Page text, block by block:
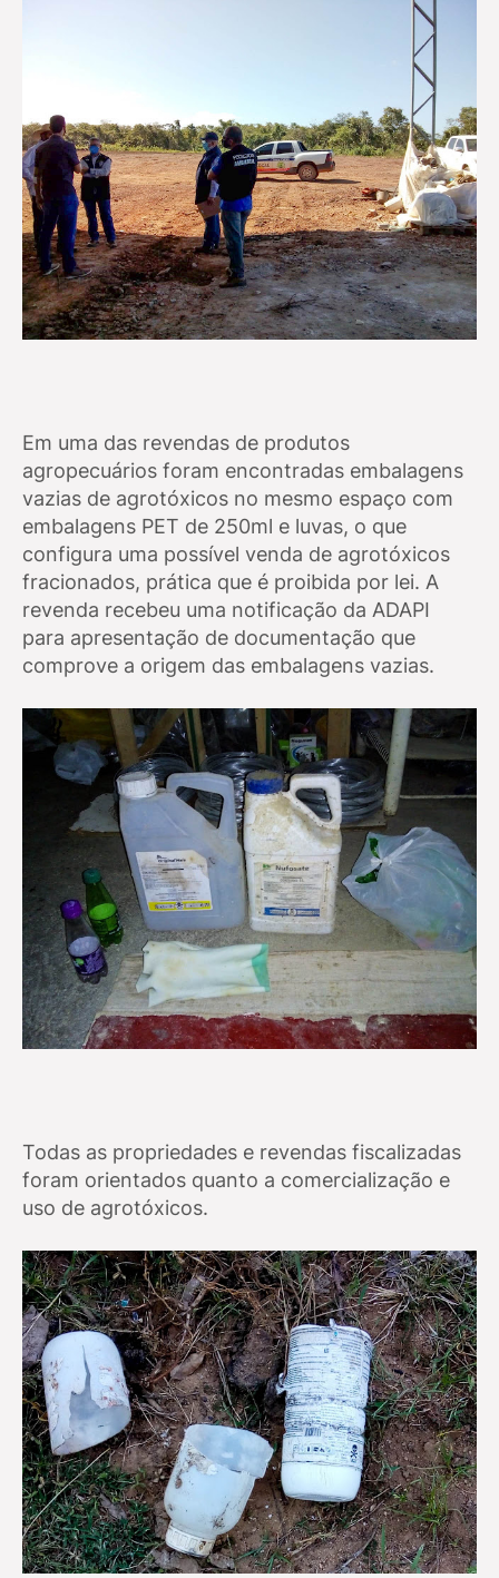
Em uma das revendas de produtos
agropecuários foram encontradas embalagens
vazias de agrotóxicos no mesmo espaço com
embalagens PET de 250ml e luvas, o que
configura uma possível venda de agrotóxicos
fracionados, prática que é proibida por lei. A
revenda recebeu uma notificação da ADAPI
para apresentação de documentação que
comprove a origem das embalagens vazias.
Todas as propriedades e revendas fiscalizadas
foram orientados quanto a comercialização e
uso de agrotóxicos.